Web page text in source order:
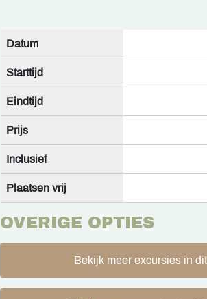
Datum
Starttijd
Eindtijd
Prijs
Inclusief
Plaatsen vrij
OVERIGE OPTIES
Bekijk meer excursies in